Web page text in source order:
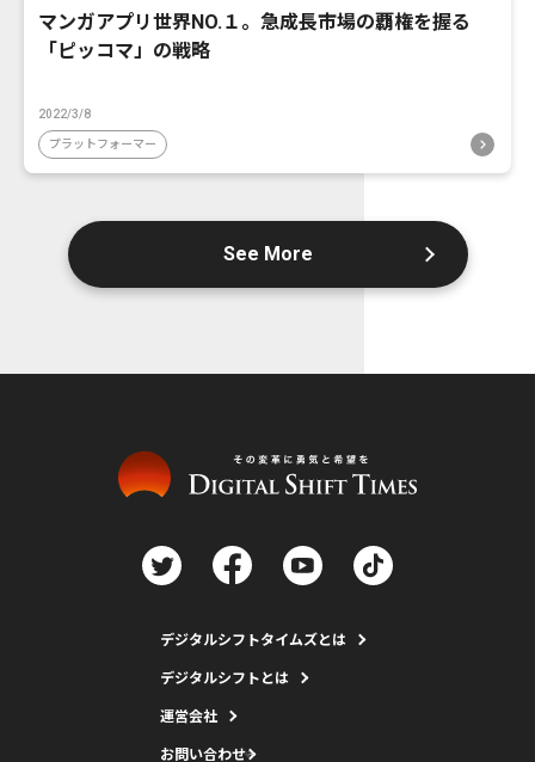
マンガアプリ世界NO.１。急成長市場の覇権を握る
「ピッコマ」の戦略
2022/3/8
プラットフォーマー
See More
デジタルシフトタイムズとは
デジタルシフトとは
運営会社
お問い合わせ